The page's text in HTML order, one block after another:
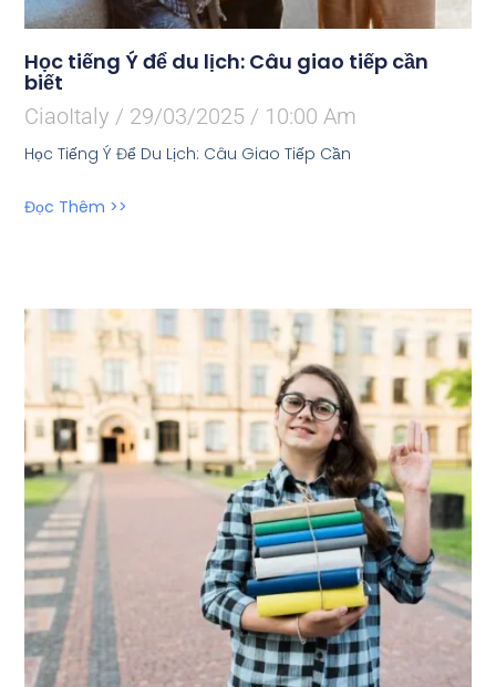
Học tiếng Ý để du lịch: Câu giao tiếp cần
biết
CiaoItaly 29/03/2025 10:00 Am
Học Tiếng Ý Để Du Lịch: Câu Giao Tiếp Cần
Đọc Thêm >>